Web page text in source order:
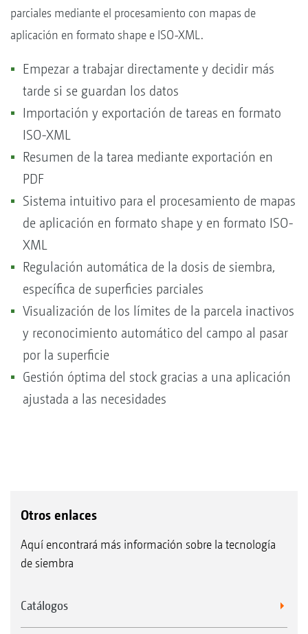
parciales mediante el procesamiento con mapas de
aplicación en formato shape e ISO-XML.
Empezar a trabajar directamente y decidir más
tarde si se guardan los datos
Importación y exportación de tareas en formato
ISO-XML
Resumen de la tarea mediante exportación en
PDF
Sistema intuitivo para el procesamiento de mapas
de aplicación en formato shape y en formato ISO-
XML
Regulación automática de la dosis de siembra,
específica de superficies parciales
Visualización de los límites de la parcela inactivos
y reconocimiento automático del campo al pasar
por la superficie
Gestión óptima del stock gracias a una aplicación
ajustada a las necesidades
Otros enlaces
Aquí encontrará más información sobre la tecnología
de siembra
Catálogos